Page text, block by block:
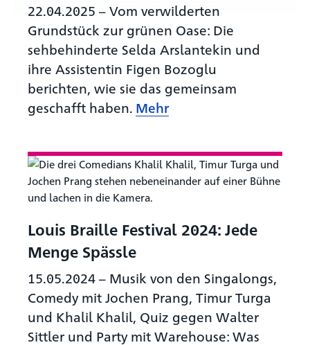
22.04.2025 – Vom verwilderten
Grundstück zur grünen Oase: Die
sehbehinderte Selda Arslantekin und
ihre Assistentin Figen Bozoglu
berichten, wie sie das gemeinsam
geschafft haben. Mehr
Louis Braille Festival 2024: Jede
Menge Spässle
15.05.2024 – Musik von den Singalongs,
Comedy mit Jochen Prang, Timur Turga
und Khalil Khalil, Quiz gegen Walter
Sittler und Party mit Warehouse: Was